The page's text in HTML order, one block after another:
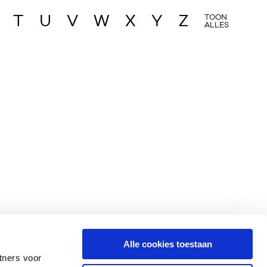
voor
Alle cookies toestaan
T U V W X Y Z
TOON
ALLES